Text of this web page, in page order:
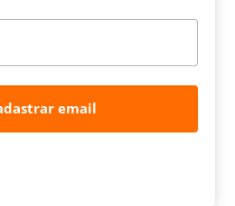
email